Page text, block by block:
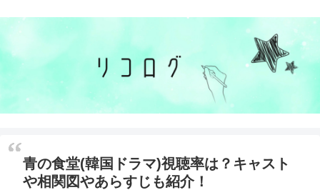
青の食堂(韓国ドラマ)視聴率は？キャスト
や相関図やあらすじも紹介！